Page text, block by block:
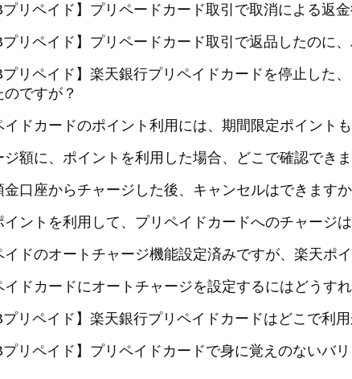
プリペイド】プリペードカード取引で取消による返
プリペイド】プリペードカード取引で返品したのに
プリペイド】楽天銀行プリペイドカードを停止した
のですが？
イドカードのポイント利用には、期間限定ポイント
ジ額に、ポイントを利用した場合、どこで確認できま
金口座からチャージした後、キャンセルはできますか
イントを利用して、プリペイドカードへのチャージ
イドのオートチャージ機能設定済みですが、楽天ポ
イドカードにオートチャージを設定するにはどうすれ
プリペイド】楽天銀行プリペイドカードはどこで利
プリペイド】プリペイドカードで身に覚えのないバ